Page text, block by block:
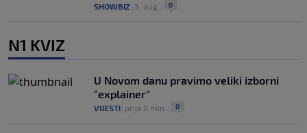
SHOWBIZ 3. aug. 0
N1 KVIZ
U Novom danu pravimo veliki izborni
"explainer"
VIJESTI prije 0 min. 0